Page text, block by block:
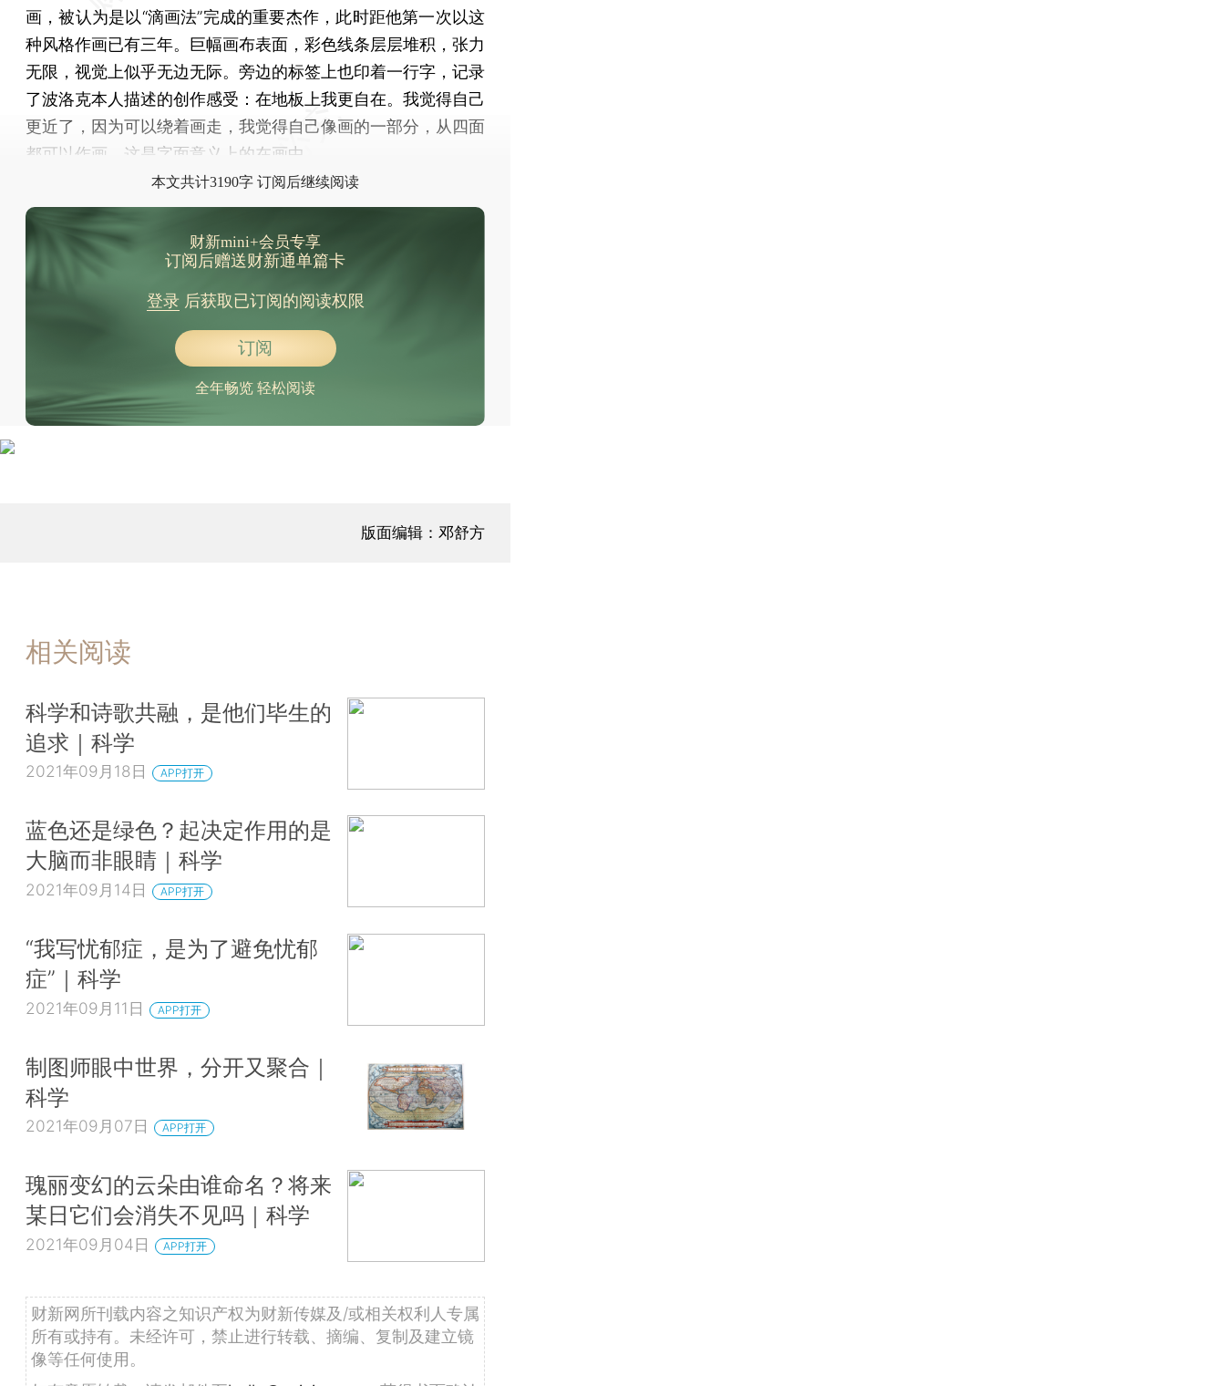
画，被认为是以“滴画法”完成的重要杰作，此时距他第一次以这
种风格作画已有三年。巨幅画布表面，彩色线条层层堆积，张力
无限，视觉上似乎无边无际。旁边的标签上也印着一行字，记录
了波洛克本人描述的创作感受：在地板上我更自在。我觉得自己
更近了，因为可以绕着画走，我觉得自己像画的一部分，从四面
都可以作画，这是字面意义上的在画中。
本文共计3190字 订阅后继续阅读
财新mini+会员专享
订阅后赠送财新通单篇卡
登录后获取已订阅的阅读权限
订阅
全年畅览 轻松阅读
版面编辑：邓舒方
相关阅读
科学和诗歌共融，是他们毕生的
追求｜科学
2021年09月18日 APP打开
蓝色还是绿色？起决定作用的是
大脑而非眼睛｜科学
2021年09月14日 APP打开
“我写忧郁症，是为了避免忧郁
症”｜科学
2021年09月11日 APP打开
制图师眼中世界，分开又聚合｜
科学
2021年09月07日 APP打开
瑰丽变幻的云朵由谁命名？将来
某日它们会消失不见吗｜科学
2021年09月04日 APP打开
财新网所刊载内容之知识产权为财新传媒及/或相关权利人专属
所有或持有。未经许可，禁止进行转载、摘编、复制及建立镜
像等任何使用。